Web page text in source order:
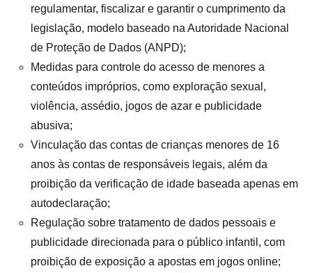
regulamentar, fiscalizar e garantir o cumprimento da
legislação, modelo baseado na Autoridade Nacional
de Proteção de Dados (ANPD);
Medidas para controle do acesso de menores a
conteúdos impróprios, como exploração sexual,
violência, assédio, jogos de azar e publicidade
abusiva;
Vinculação das contas de crianças menores de 16
anos às contas de responsáveis legais, além da
proibição da verificação de idade baseada apenas em
autodeclaração;
Regulação sobre tratamento de dados pessoais e
publicidade direcionada para o público infantil, com
proibição de exposição a apostas em jogos online;